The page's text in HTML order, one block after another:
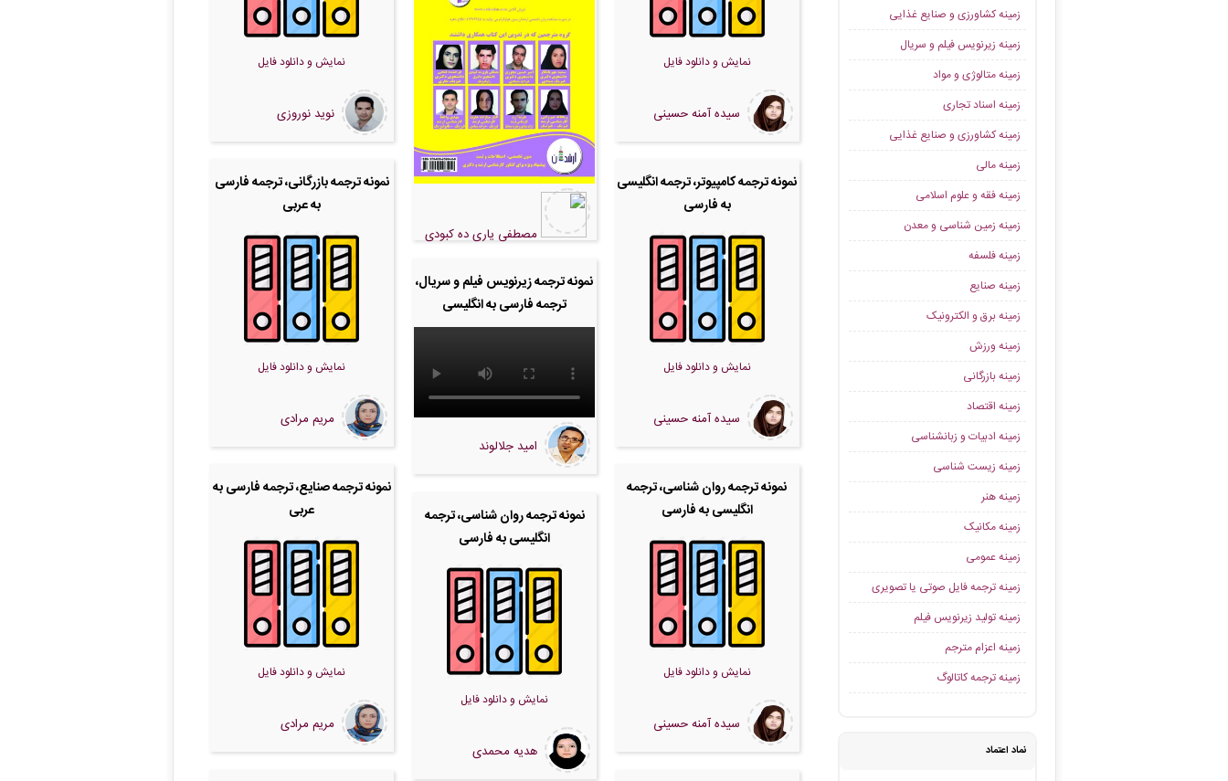
زمینه کشاورزی و صنایع غذایی
زمینه زیرنویس فیلم و سریال
زمینه متالوژی و مواد
زمینه اسناد تجاری
زمینه کشاورزی و صنایع غذایی
زمینه مالی
زمینه فقه و علوم اسلامی
زمینه زمین شناسی و معدن
زمینه فلسفه
زمینه صنایع
زمینه برق و الکترونیک
زمینه ورزش
زمینه بازرگانی
زمینه اقتصاد
زمینه ادبیات و زبانشناسی
زمینه زیست شناسی
زمینه هنر
زمینه مکانیک
زمینه عمومی
زمینه ترجمه فایل صوتی یا تصویری
زمینه تولید زیرنویس فیلم
زمینه اعزام مترجم
زمینه ترجمه کاتالوگ
نماد اعتماد
نمایش و دانلود فایل
سیده آمنه حسینی
نمونه ترجمه کامپیوتر، ترجمه انگلیسی
به فارسی
نمایش و دانلود فایل
سیده آمنه حسینی
نمونه ترجمه روان شناسی، ترجمه
انگلیسی به فارسی
نمایش و دانلود فایل
سیده آمنه حسینی
مصطفی یاری ده کبودی
نمونه ترجمه زیرنویس فیلم و سریال،
ترجمه فارسی به انگلیسی
امید جلالوند
نمونه ترجمه روان شناسی، ترجمه
انگلیسی به فارسی
نمایش و دانلود فایل
هدیه محمدی
نمایش و دانلود فایل
نوید نوروزی
نمونه ترجمه بازرگانی، ترجمه فارسی
به عربی
نمایش و دانلود فایل
مریم مرادی
نمونه ترجمه صنایع، ترجمه فارسی به
عربی
نمایش و دانلود فایل
مریم مرادی